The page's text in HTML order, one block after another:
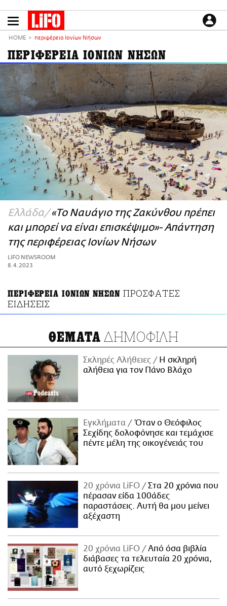
το
LIFO SHOP
NEWSLETTER
ΜΙΚΡΟΠΡΑΓΜΑΤΑ
THE GOOD LIFO
LIFOLAND
CITY GUIDE
ΑΜΠΑ
PRINT
ΕΙΔΗΣΕΙΣ
CULTURE
ΑΠΟΨΕΙΣ
ΤΡΟΠΟΣ ΖΩΗΣ
PODCASTS
Plus
HOME περιφέρεια Ιονίων Νήσων
ΠΕΡΙΦΕΡΕΙΑ ΙΟΝΙΩΝ ΝΗΣΩΝ
Ελλάδα «Το Ναυάγιο της Ζακύνθου πρέπει
και μπορεί να είναι επισκέψιμο»- Απάντηση
της περιφέρειας Ιονίων Νήσων
LIFO NEWSROOM
8.4.2023
ΠΕΡΙΦΕΡΕΙΑ ΙΟΝΙΩΝ ΝΗΣΩΝ ΠΡΟΣΦΑΤΕΣ
ΕΙΔΗΣΕΙΣ
ΘΕΜΑΤΑ ΔΗΜΟΦΙΛΗ
Σκληρές Αλήθειες
H σκληρή
αλήθεια για τον Πάνο Βλάχο
Εγκλήματα
Όταν ο Θεόφιλος
Σεχίδης δολοφόνησε και τεμάχισε
πέντε μέλη της οικογένειάς του
20 χρόνια LiFO
Στα 20 χρόνια που
πέρασαν είδα 100άδες
παραστάσεις. Αυτή θα μου μείνει
αξέχαστη
20 χρόνια LiFO
Από όσα βιβλία
διάβασες τα τελευταία 20 χρόνια,
αυτό ξεχωρίζεις